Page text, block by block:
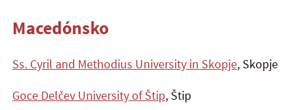
Macedónsko
Ss. Cyril and Methodius University in Skopje, Skopje
Goce Delčev University of Štip, Štip